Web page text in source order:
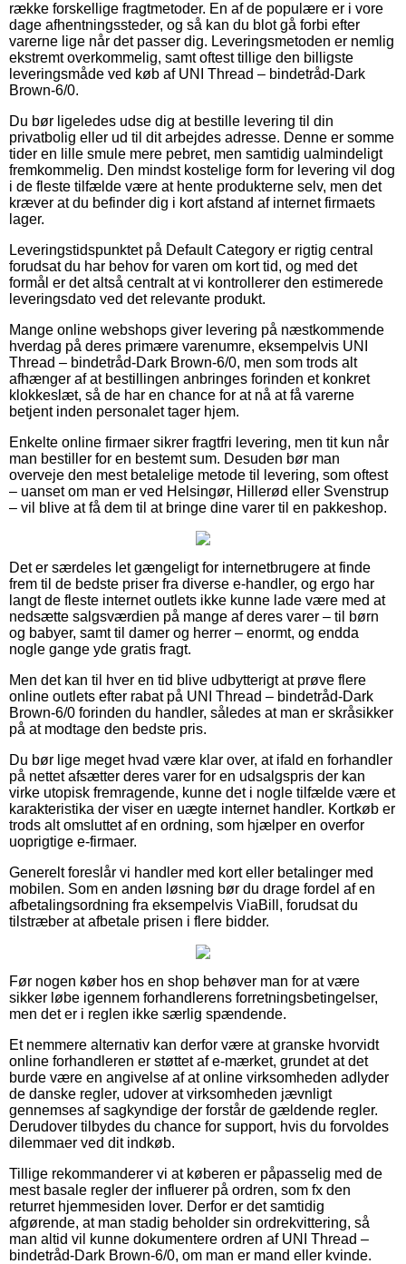
række forskellige fragtmetoder. En af de populære er i vore
dage afhentningssteder, og så kan du blot gå forbi efter
varerne lige når det passer dig. Leveringsmetoden er nemlig
ekstremt overkommelig, samt oftest tillige den billigste
leveringsmåde ved køb af UNI Thread – bindetråd-Dark
Brown-6/0.
Du bør ligeledes udse dig at bestille levering til din
privatbolig eller ud til dit arbejdes adresse. Denne er somme
tider en lille smule mere pebret, men samtidig ualmindeligt
fremkommelig. Den mindst kostelige form for levering vil dog
i de fleste tilfælde være at hente produkterne selv, men det
kræver at du befinder dig i kort afstand af internet firmaets
lager.
Leveringstidspunktet på Default Category er rigtig central
forudsat du har behov for varen om kort tid, og med det
formål er det altså centralt at vi kontrollerer den estimerede
leveringsdato ved det relevante produkt.
Mange online webshops giver levering på næstkommende
hverdag på deres primære varenumre, eksempelvis UNI
Thread – bindetråd-Dark Brown-6/0, men som trods alt
afhænger af at bestillingen anbringes forinden et konkret
klokkeslæt, så de har en chance for at nå at få varerne
betjent inden personalet tager hjem.
Enkelte online firmaer sikrer fragtfri levering, men tit kun når
man bestiller for en bestemt sum. Desuden bør man
overveje den mest betalelige metode til levering, som oftest
– uanset om man er ved Helsingør, Hillerød eller Svenstrup
– vil blive at få dem til at bringe dine varer til en pakkeshop.
Det er særdeles let gængeligt for internetbrugere at finde
frem til de bedste priser fra diverse e-handler, og ergo har
langt de fleste internet outlets ikke kunne lade være med at
nedsætte salgsværdien på mange af deres varer – til børn
og babyer, samt til damer og herrer – enormt, og endda
nogle gange yde gratis fragt.
Men det kan til hver en tid blive udbytterigt at prøve flere
online outlets efter rabat på UNI Thread – bindetråd-Dark
Brown-6/0 forinden du handler, således at man er skråsikker
på at modtage den bedste pris.
Du bør lige meget hvad være klar over, at ifald en forhandler
på nettet afsætter deres varer for en udsalgspris der kan
virke utopisk fremragende, kunne det i nogle tilfælde være et
karakteristika der viser en uægte internet handler. Kortkøb er
trods alt omsluttet af en ordning, som hjælper en overfor
uoprigtige e-firmaer.
Generelt foreslår vi handler med kort eller betalinger med
mobilen. Som en anden løsning bør du drage fordel af en
afbetalingsordning fra eksempelvis ViaBill, forudsat du
tilstræber at afbetale prisen i flere bidder.
Før nogen køber hos en shop behøver man for at være
sikker løbe igennem forhandlerens forretningsbetingelser,
men det er i reglen ikke særlig spændende.
Et nemmere alternativ kan derfor være at granske hvorvidt
online forhandleren er støttet af e-mærket, grundet at det
burde være en angivelse af at online virksomheden adlyder
de danske regler, udover at virksomheden jævnligt
gennemses af sagkyndige der forstår de gældende regler.
Derudover tilbydes du chance for support, hvis du forvoldes
dilemmaer ved dit indkøb.
Tillige rekommanderer vi at køberen er påpasselig med de
mest basale regler der influerer på ordren, som fx den
returret hjemmesiden lover. Derfor er det samtidig
afgørende, at man stadig beholder sin ordrekvittering, så
man altid vil kunne dokumentere ordren af UNI Thread –
bindetråd-Dark Brown-6/0, om man er mand eller kvinde.